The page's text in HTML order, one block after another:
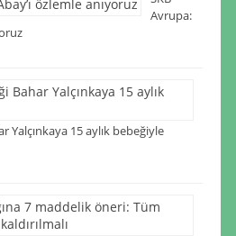
Avrupa:
Yalçınkaya 15 aylık bebeğiyle